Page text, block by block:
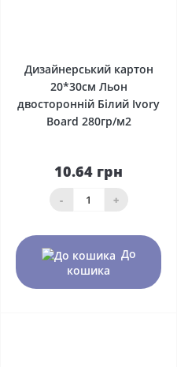
Дизайнерський картон
20*30см Льон
двосторонній Білий Ivory
Board 280гр/м2
10.64 грн
- +
До
кошика